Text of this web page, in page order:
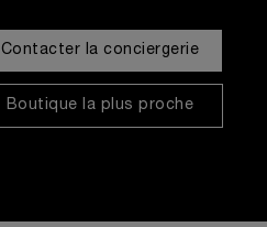
Contacter la conciergerie
Boutique la plus proche